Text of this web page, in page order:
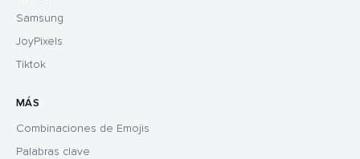
Samsung
JoyPixels
Tiktok
MÁS
Combinaciones de Emojis
Palabras clave